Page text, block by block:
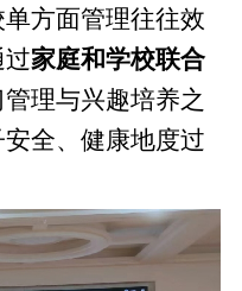
方面管理往往效
过家庭和学校联合
理与兴趣培养之
全、健康地度过